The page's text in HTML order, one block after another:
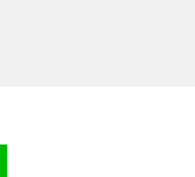
でシェアする